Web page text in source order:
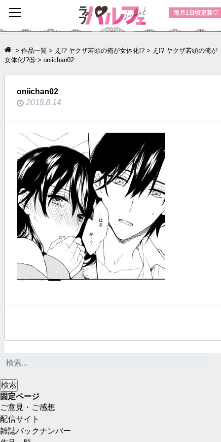
毎月1日頃更新♡
toggle
navigation
> 作品一覧 > え!? ヤクザ若頭の俺が女体化!?> え!? ヤクザ若頭の俺が
女体化!?⑤> oniichan02
oniichan02
2018.8.14
固定ページ
ご意見・ご感想
配信サイト
雑誌バックナンバー